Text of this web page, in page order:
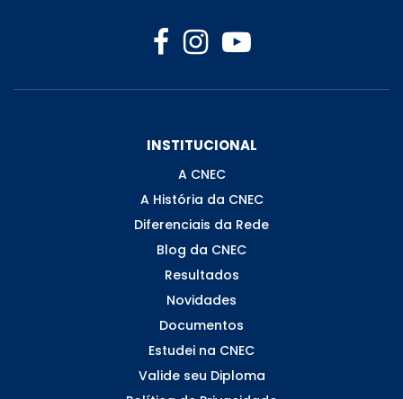
INSTITUCIONAL
A CNEC
A História da CNEC
Diferenciais da Rede
Blog da CNEC
Resultados
Novidades
Documentos
Estudei na CNEC
Valide seu Diploma